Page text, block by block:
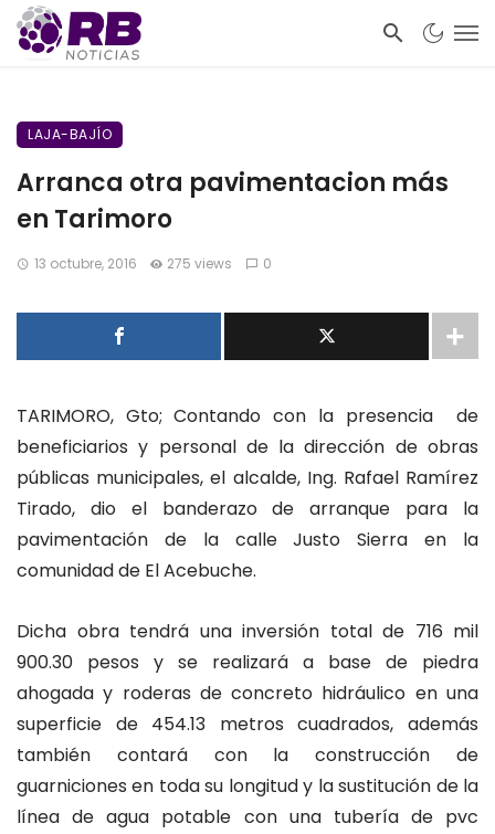
LAJA-BAJÍO
Arranca otra pavimentacion más
en Tarimoro
13 octubre, 2016 275 views 0
TARIMORO, Gto; Contando con la presencia de
beneficiarios y personal de la dirección de obras
públicas municipales, el alcalde, Ing. Rafael Ramírez
Tirado, dio el banderazo de arranque para la
pavimentación de la calle Justo Sierra en la
comunidad de El Acebuche.
Dicha obra tendrá una inversión total de 716 mil
900.30 pesos y se realizará a base de piedra
ahogada y roderas de concreto hidráulico en una
superficie de 454.13 metros cuadrados, además
también contará con la construcción de
guarniciones en toda su longitud y la sustitución de la
línea de agua potable con una tubería de pvc